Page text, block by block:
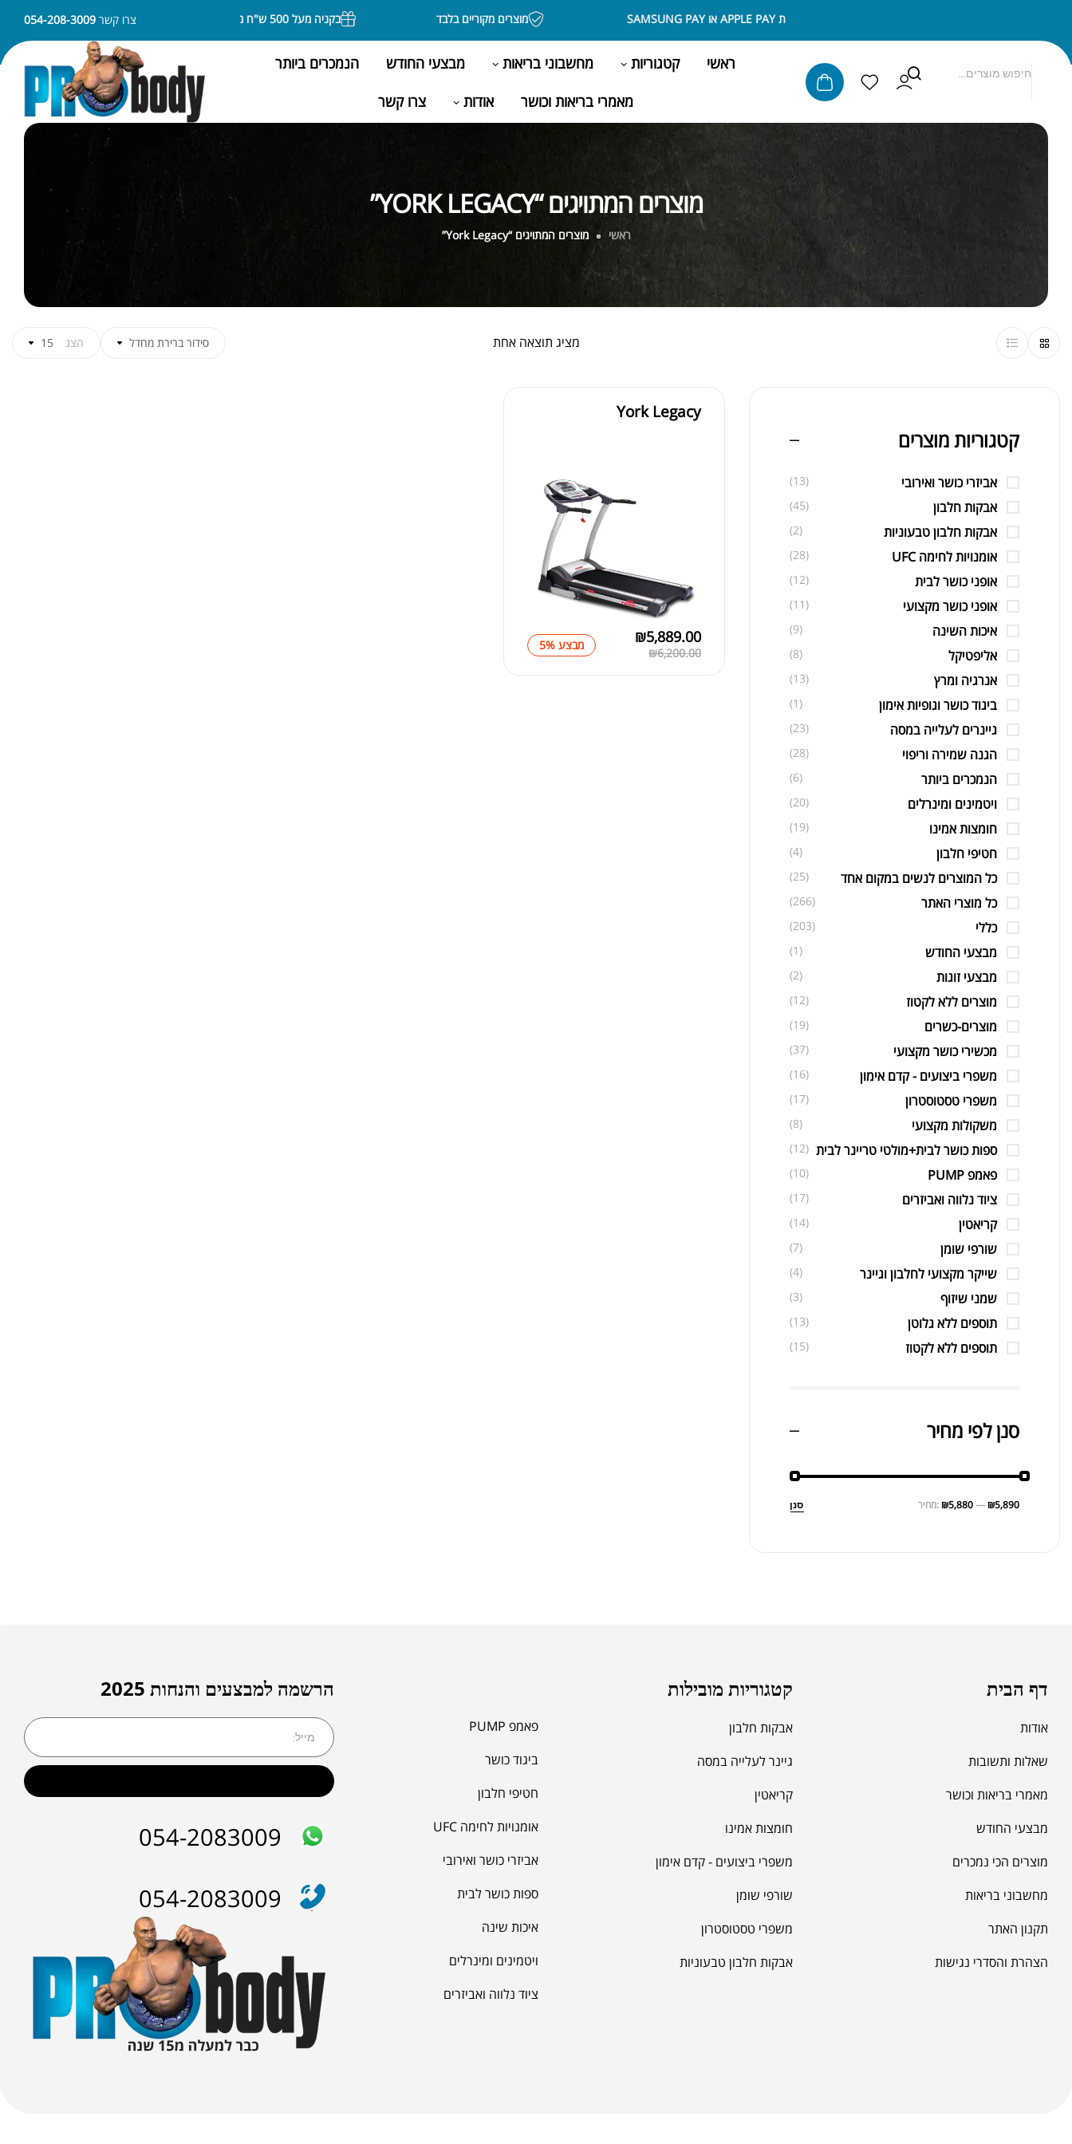
מוצרים מקוריים בלבד בקניה מעל 500 ש"ח משלוח חינם ניתן לשלם באמצעות APPLE PAY או SAMSUNG PAYצרו קשר 054-208-3009
ראשי קטגוריות מחשבוני בריאות מבצעי החודש
הנמכרים ביותר
מאמרי בריאות וכושר
אודות צרו קשר
מוצרים המתויגים “YORK LEGACY”
ראשי מוצרים המתויגים “York Legacy”
מציג תוצאה אחת סידור ברירת מחדל הצג 15
York Legacy
₪6,200.00
₪5,889.00 מבצע 5%
קטגוריות מוצרים
אביזרי כושר ואירובי (13)
אבקות חלבון (45)
אבקות חלבון טבעוניות (2)
אומנויות לחימה UFC (28)
אופני כושר לבית (12)
אופני כושר מקצועי (11)
איכות השינה (9)
אליפטיקל (8)
אנרגיה ומרץ (13)
ביגוד כושר וגופיות אימון (1)
גיינרים לעלייה במסה (23)
הגנה שמירה וריפוי (28)
הנמכרים ביותר (6)
ויטמינים ומינרלים (20)
חומצות אמינו (19)
חטיפי חלבון (4)
כל המוצרים לנשים במקום אחד (25)
כל מוצרי האתר (266)
כללי (203)
מבצעי החודש (1)
מבצעי זוגות (2)
מוצרים ללא לקטוז (12)
מוצרים-כשרים (19)
מכשירי כושר מקצועי (37)
משפרי ביצועים - קדם אימון (16)
משפרי טסטוסטרון (17)
משקולות מקצועי (8)
ספות כושר לבית+מולטי טריינר לבית (12)
פאמפ PUMP (10)
ציוד נלווה ואביזרים (17)
קריאטין (14)
שורפי שומן (7)
שייקר מקצועי לחלבון וגיינר (4)
שמני שיזוף (3)
תוספים ללא גלוטן (13)
תוספים ללא לקטוז (15)
סנן לפי מחיר
סנן מחיר: ₪5,880— ₪5,890
דף הבית
אודות
שאלות ותשובות
מאמרי בריאות וכושר
מבצעי החודש
מוצרים הכי נמכרים
מחשבוני בריאות
תקנון האתר
הצהרת והסדרי נגישות
קטגוריות מובילות
אבקות חלבון
גיינר לעלייה במסה
קריאטין
חומצות אמינו
משפרי ביצועים - קדם אימון
שורפי שומן
משפרי טסטוסטרון
אבקות חלבון טבעוניות
פאמפ PUMP
ביגוד כושר
חטיפי חלבון
אומנויות לחימה UFC
אביזרי כושר ואירובי
ספות כושר לבית
איכות שינה
ויטמינים ומינרלים
ציוד נלווה ואביזרים
הרשמה למבצעים והנחות 2025
054-2083009
054-2083009